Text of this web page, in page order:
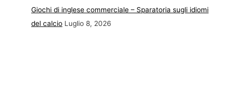
Giochi di inglese commerciale – Sparatoria sugli idiomi
del calcio Luglio 8, 2026